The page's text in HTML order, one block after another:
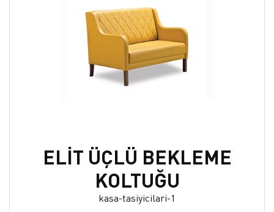
ELİT ÜÇLÜ BEKLEME
KOLTUĞU
kasa-tasiyicilari-1